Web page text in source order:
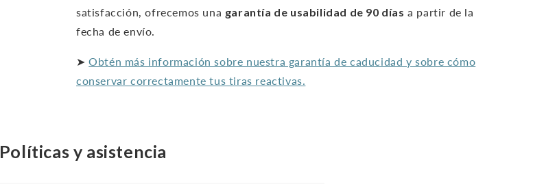
satisfacción, ofrecemos una garantía de usabilidad de 90 días a partir de la
fecha de envío.
➤Obtén más información sobre nuestra garantía de caducidad y sobre cómo
conservar correctamente tus tiras reactivas.
Políticas y asistencia